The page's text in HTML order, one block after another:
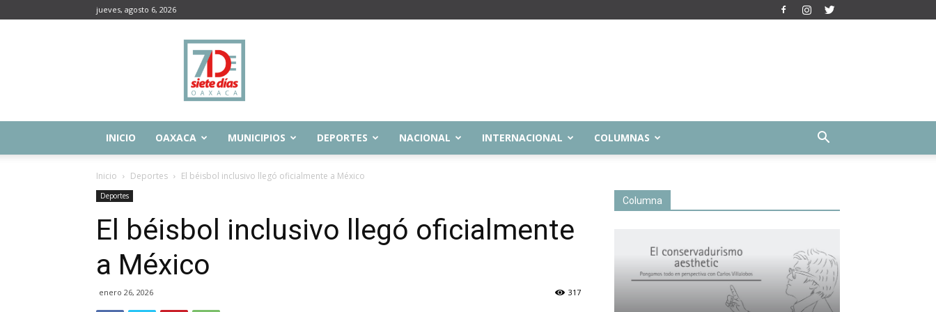
jueves, agosto 6, 2026
Siete
Días
Oaxaca
INICIO OAXACA MUNICIPIOS DEPORTES NACIONAL INTERNACIONAL COLUMNAS
Inicio Deportes El béisbol inclusivo llegó oficialmente a México
Deportes
El béisbol inclusivo llegó oficialmente
a México
enero 26, 2026 317
Columna